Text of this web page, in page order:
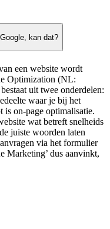
kan dat?
een website wordt
Optimization (NL:
uit twee onderdelen:
waar je bij het
is on-page optimalisatie.
wat betreft snelheids
juiste woorden laten
via het formulier
Marketing’ dus aanvinkt,